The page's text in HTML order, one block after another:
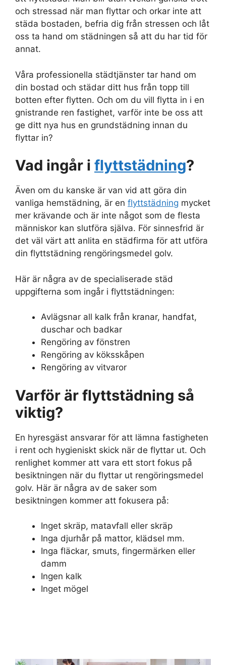
och stressad när man flyttar och orkar inte att
städa bostaden, befria dig från stressen och låt
oss ta hand om städningen så att du har tid för
annat.
Våra professionella städtjänster tar hand om
din bostad och städar ditt hus från topp till
botten efter flytten. Och om du vill flytta in i en
gnistrande ren fastighet, varför inte be oss att
ge ditt nya hus en grundstädning innan du
flyttar in?
Vad ingår i flyttstädning?
Även om du kanske är van vid att göra din
vanliga hemstädning, är en flyttstädning mycket
mer krävande och är inte något som de flesta
människor kan slutföra själva. För sinnesfrid är
det väl värt att anlita en städfirma för att utföra
din flyttstädning rengöringsmedel golv.
Här är några av de specialiserade städ
uppgifterna som ingår i flyttstädningen:
Avlägsnar all kalk från kranar, handfat,
duschar och badkar
Rengöring av fönstren
Rengöring av köksskåpen
Rengöring av vitvaror
Varför är flyttstädning så
viktig?
En hyresgäst ansvarar för att lämna fastigheten
i rent och hygieniskt skick när de flyttar ut. Och
renlighet kommer att vara ett stort fokus på
besiktningen när du flyttar ut rengöringsmedel
golv. Här är några av de saker som
besiktningen kommer att fokusera på:
Inget skräp, matavfall eller skräp
Inga djurhår på mattor, klädsel mm.
Inga fläckar, smuts, fingermärken eller
damm
Ingen kalk
Inget mögel